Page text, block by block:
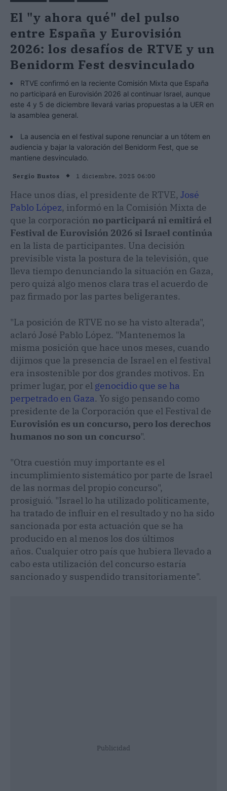
El "y ahora qué" del pulso
entre España y Eurovisión
2026: los desafíos de RTVE y un
Benidorm Fest desvinculado
RTVE confirmó en la reciente Comisión Mixta que España
no participará en Eurovisión 2026 al continuar Israel, aunque
este 4 y 5 de diciembre llevará varias propuestas a la UER en
la asamblea general.
La ausencia en el festival supone renunciar a un tótem en
audiencia y bajar la valoración del Benidorm Fest, que se
mantiene desvinculado.
Sergio Bustos 1 diciembre, 2025 06:00
Hace unos días, el presidente de RTVE, José
Pablo López, informó en la Comisión Mixta de
que la corporación no participará ni emitirá el
Festival de Eurovisión 2026 si Israel continúa
en la lista de participantes. Una decisión
previsible vista la postura de la televisión, que
lleva tiempo denunciando la situación en Gaza,
pero quizá algo menos clara tras el acuerdo de
paz firmado por las partes beligerantes.
"La posición de RTVE no se ha visto alterada",
aclaró José Pablo López. "Mantenemos la
misma posición que hace unos meses, cuando
dijimos que la presencia de Israel en el festival
era insostenible por dos grandes motivos. En
primer lugar, por el genocidio que se ha
perpetrado en Gaza. Yo sigo pensando como
presidente de la Corporación que el Festival de
Eurovisión es un concurso, pero los derechos
humanos no son un concurso".
"Otra cuestión muy importante es el
incumplimiento sistemático por parte de Israel
de las normas del propio concurso",
prosiguió. "Israel lo ha utilizado políticamente,
ha tratado de influir en el resultado y no ha sido
sancionada por esta actuación que se ha
producido en al menos los dos últimos
años. Cualquier otro país que hubiera llevado a
cabo esta utilización del concurso estaría
sancionado y suspendido transitoriamente".
Publicidad